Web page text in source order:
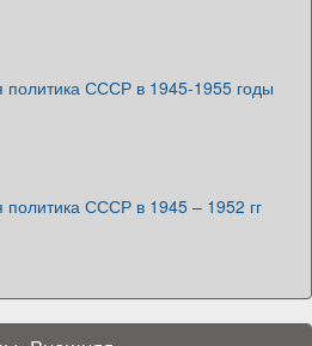
политика СССР в 1945-1955 годы
СССР в 1945 – 1952 гг